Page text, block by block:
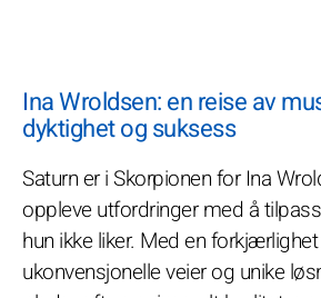
Ina Wroldsen: en reise av
dyktighet og suksess
Saturn er i Skorpionen for Ina
oppleve utfordringer med å
hun ikke liker. Med en
ukonvensjonelle veier og unike